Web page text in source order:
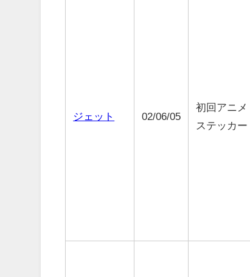
ジェット 02/06/05
初回アニメ
ステッカー